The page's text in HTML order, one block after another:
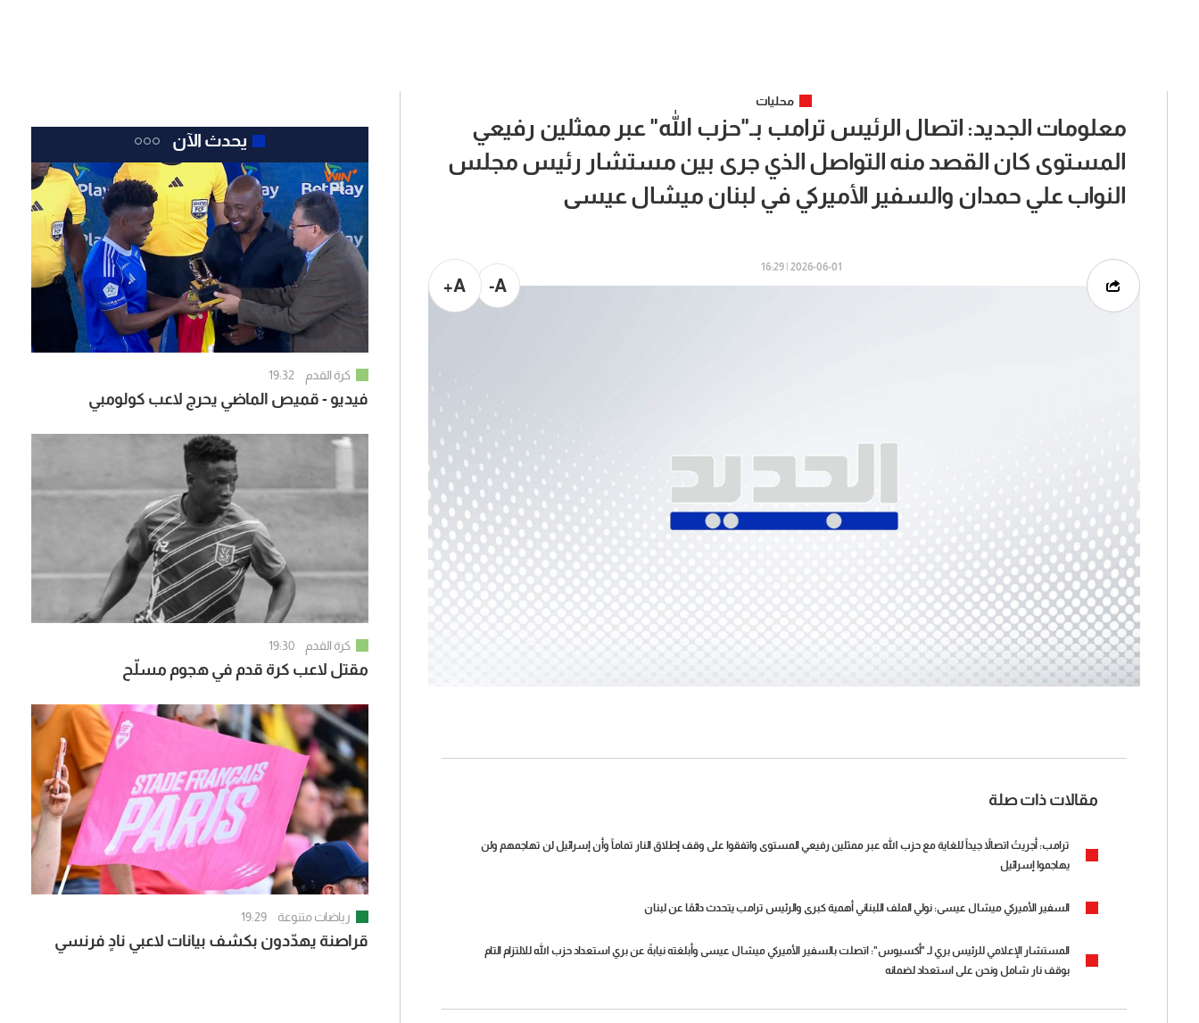
محليات
معلومات الجديد: اتصال الرئيس ترامب بـ"حزب الله" عبر ممثلين رفيعي
المستوى كان القصد منه التواصل الذي جرى بين مستشار رئيس مجلس
النواب علي حمدان والسفير الأميركي في لبنان ميشال عيسى
2026-06-01 | 16:29
A-
A+
مقالات ذات صلة
ترامب: أجريتُ اتصالاً جيداً للغاية مع حزب الله عبر ممثلين رفيعي المستوى واتفقوا على وقف إطلاق النار تماماً وأن إسرائيل لن تهاجمهم ولن
يهاجموا إسرائيل
السفير الأميركي ميشال عيسى: نولي الملف اللبناني أهمية كبرى والرئيس ترامب يتحدث دائمًا عن لبنان
المستشار الإعلامي للرئيس بري لـ "أكسيوس": اتصلت بالسفير الأميركي ميشال عيسى وأبلغته نيابةً عن بري استعداد حزب الله للالتزام التام
بوقف نار شامل ونحن على استعداد لضمانه
يحدث الآن
كرة القدم 19:32
فيديو - قميص الماضي يحرج لاعب كولومبي
كرة القدم 19:30
مقتل لاعب كرة قدم في هجوم مسلّح
رياضات متنوعة 19:29
قراصنة يهدّدون بكشف بيانات لاعبي نادٍ فرنسي